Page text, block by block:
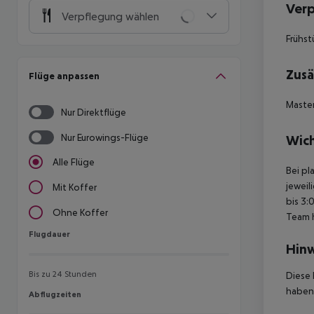
Verpflegung wählen
Flüge anpassen
Nur Direktflüge
Nur Eurowings-Flüge
Alle Flüge
Mit Koffer
Ohne Koffer
Flugdauer
Flugdauer
Bis zu 24 Stunden
Abflugzeiten
Abflugzeiten
Bei
bis
Team
Diese